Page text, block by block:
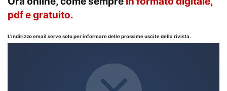
pdf e gratuito.
L’indirizzo email serve solo per informare delle prossime uscite della rivista.